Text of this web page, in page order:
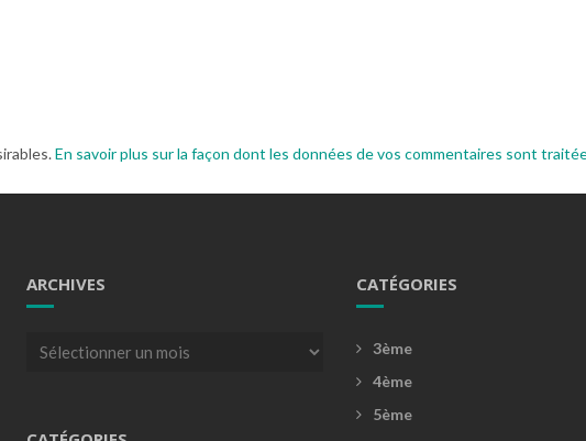
En savoir plus sur la façon dont les données de vos commentaires sont
ARCHIVES
Archives
CATÉGORIES
3ème
4ème
5ème